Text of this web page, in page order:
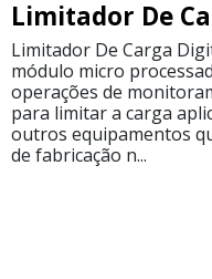
Limitador De
Limitador De Carga
módulo micro
operações de
para limitar a carga
outros equipamentos
de fabricação n...
Completa
Medidor
de
Tensão
TCF
Medidor